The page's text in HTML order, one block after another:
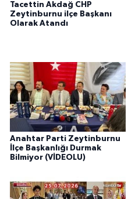
Tacettin Akdağ CHP
Zeytinburnu ilçe Başkanı
Olarak Atandı
Anahtar Parti Zeytinburnu
İlçe Başkanlığı Durmak
Bilmiyor (VİDEOLU)